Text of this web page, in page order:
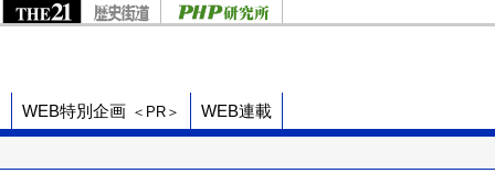
WEB特別企画 ＜PR＞ WEB連載